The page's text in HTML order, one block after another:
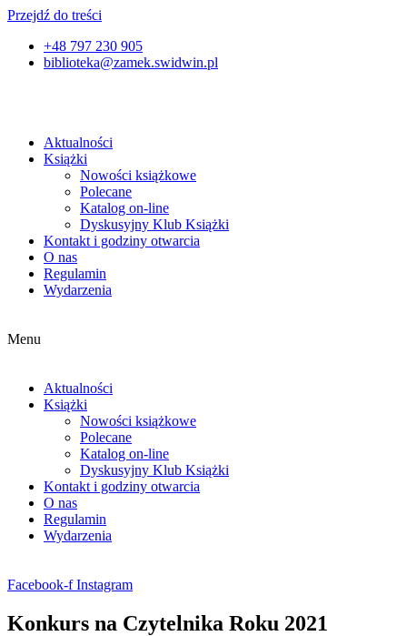
Przejdź do treści
+48 797 230 905
biblioteka@zamek.swidwin.pl
Aktualności
Książki
Nowości książkowe
Polecane
Katalog on-line
Dyskusyjny Klub Książki
Kontakt i godziny otwarcia
O nas
Regulamin
Wydarzenia
Menu
Aktualności
Książki
Nowości książkowe
Polecane
Katalog on-line
Dyskusyjny Klub Książki
Kontakt i godziny otwarcia
O nas
Regulamin
Wydarzenia
Facebook-f Instagram
Konkurs na Czytelnika Roku 2021